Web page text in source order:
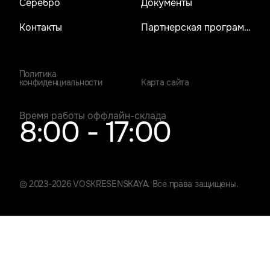
Серебро
Документы
Партнерская программа
Контакты
Время работы оффлайн-склада
8:00 - 17:00
© 2023-2026 VOSKRESENSKAYA. Все права защищены.
Политика
конфиденциальности Карта сайта